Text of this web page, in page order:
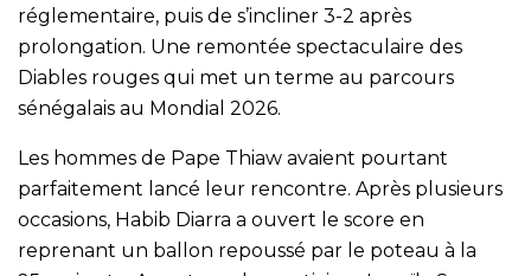
réglementaire, puis de s’incliner 3-2 après
prolongation. Une remontée spectaculaire des
Diables rouges qui met un terme au parcours
sénégalais au Mondial 2026.
Les hommes de Pape Thiaw avaient pourtant
parfaitement lancé leur rencontre. Après plusieurs
occasions, Habib Diarra a ouvert le score en
reprenant un ballon repoussé par le poteau à la